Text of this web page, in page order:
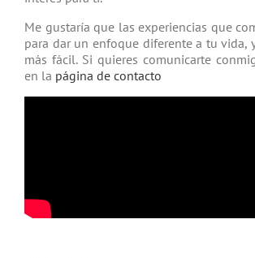
Me gustaría que las experiencias que
para dar un enfoque diferente a tu vida,
más fácil. Si quieres comunicarte
en la página de contacto